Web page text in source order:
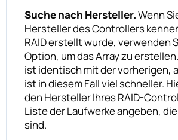
Suche nach Hersteller.Wenn
Hersteller des Controllers
RAID erstellt wurde, verwenden
Option, um das Array zu
ist identisch mit der vorherigen,
ist in diesem Fall viel schneller.
den Hersteller Ihres RAID-
Liste der Laufwerke angeben, die
sind.